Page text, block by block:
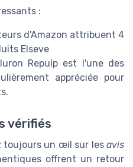
:
d'Amazon attribuent 4
Elseve
Repulp est l'une des
appréciée pour
vérifiés
toujours un œil sur les avis
offrent un retour